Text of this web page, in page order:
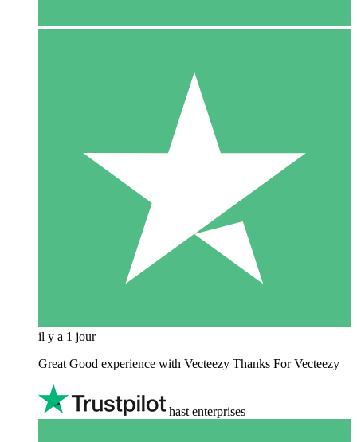
il y a 1 jour
Great Good experience with Vecteezy Thanks For Vecteezy
hast enterprises